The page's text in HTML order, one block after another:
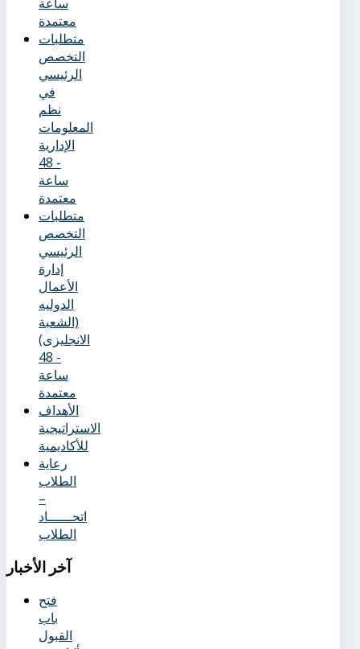
معتمدة
متطلبات
التخصص
الرئيسي
في
نظم
المعلومات
الإدارية
- 48
ساعة
معتمدة
متطلبات
التخصص
الرئيسي
إدارة
الأعمال
الدوليه
(الشعبة
الانجليزى)
- 48
ساعة
معتمدة
الأهداف
الاستراتيجية
للأكاديمية
رعاية
الطلاب
–
اتحــــــاد
الطلاب
آخر
الأخبار
فتح
باب
القبول